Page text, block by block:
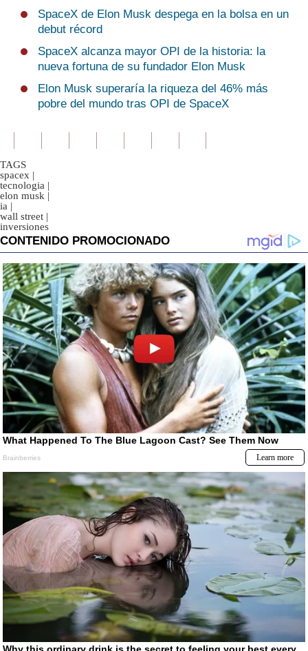
SpaceX de Elon Musk despega en la bolsa en un
debut récord
SpaceX alcanza mayor OPI de la historia: la
nueva fortuna de su fundador Elon Musk
Elon Musk superaría la riqueza del 46% más
pobre del mundo tras OPI de SpaceX
TAGS
spacex |
tecnologia |
elon musk |
ia |
wall street |
inversiones